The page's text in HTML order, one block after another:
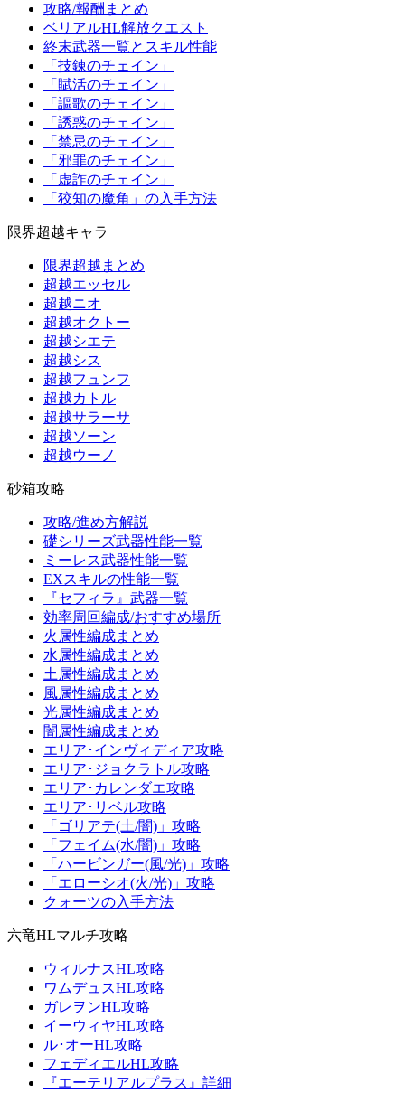
攻略/報酬まとめ
ベリアルHL解放クエスト
終末武器一覧とスキル性能
「技錬のチェイン」
「賦活のチェイン」
「謳歌のチェイン」
「誘惑のチェイン」
「禁忌のチェイン」
「邪罪のチェイン」
「虚詐のチェイン」
「狡知の魔角」の入手方法
限界超越キャラ
限界超越まとめ
超越エッセル
超越ニオ
超越オクトー
超越シエテ
超越シス
超越フュンフ
超越カトル
超越サラーサ
超越ソーン
超越ウーノ
砂箱攻略
攻略/進め方解説
礎シリーズ武器性能一覧
ミーレス武器性能一覧
EXスキルの性能一覧
『セフィラ』武器一覧
効率周回編成/おすすめ場所
火属性編成まとめ
水属性編成まとめ
土属性編成まとめ
風属性編成まとめ
光属性編成まとめ
闇属性編成まとめ
エリア･インヴィディア攻略
エリア･ジョクラトル攻略
エリア･カレンダエ攻略
エリア･リベル攻略
「ゴリアテ(土/闇)」攻略
「フェイム(水/闇)」攻略
「ハービンガー(風/光)」攻略
「エローシオ(火/光)」攻略
クォーツの入手方法
六竜HLマルチ攻略
ウィルナスHL攻略
ワムデュスHL攻略
ガレヲンHL攻略
イーウィヤHL攻略
ル･オーHL攻略
フェディエルHL攻略
『エーテリアルプラス』詳細